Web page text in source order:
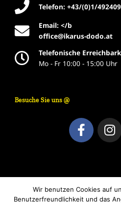
Telefon: +43/(0)1/
Email: </b
office@ikarus-dodo.at
Telefonische
Mo - Fr 10:00 - 15:00 Uhr
Besuche Sie uns @
F
a
o
o
I
n
g
r
Wir benutzen Cookies auf
Benutzerfreundlichkeit und das